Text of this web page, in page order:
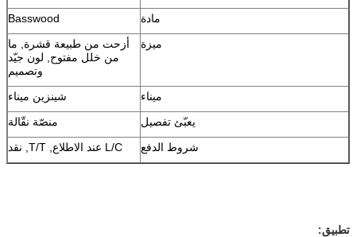
مادة
Basswood
ميزة
أزحت من طبيعة قشرة, ما
من خلل مفتوح, لون جيّد
وتصميم
ميناء
شينزين ميناء
يعبّئ تفصيل
منصّة نقّالة
شروط الدفع
L/C عند الاطلاع, T/T, نقد
تطبيق: